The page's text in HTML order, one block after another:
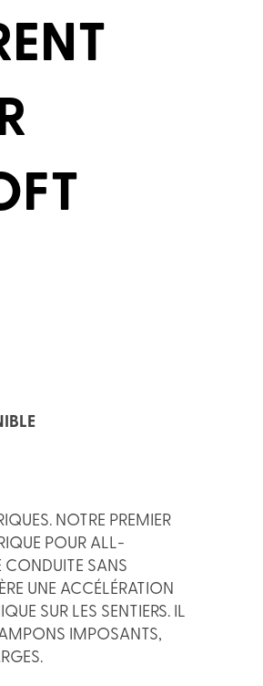
NOTRE PREMIER
POUR ALL-
CONDUITE SANS
UNE ACCÉLÉRATION
SUR LES SENTIERS. IL
IMPOSANTS,